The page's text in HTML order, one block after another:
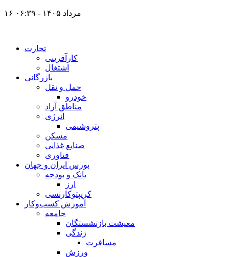
۱۶ مرداد ۱۴۰۵ - ۰۶:۳۹
تجارت
کارآفرینی
اشتغال
بازرگانی
حمل و نقل
خودرو
مناطق آزاد
انرژی
پتروشیمی
مسکن
صنایع غذایی
فناوری
بورس ایران و جهان
بانک و بودجه
ارز
کریپتوکارنسی
آموزش کسب‌وکار
جامعه
معیشت بازنشستگان
زندگی
مسافرت
ورزش